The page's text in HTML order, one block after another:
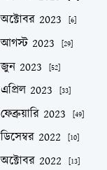
অক্টোবর 2023 [6]
আগস্ট 2023 [29]
জুন 2023 [52]
এপ্রিল 2023 [33]
ফেব্রুয়ারি 2023 [49]
ডিসেম্বর 2022 [10]
অক্টোবর 2022 [13]